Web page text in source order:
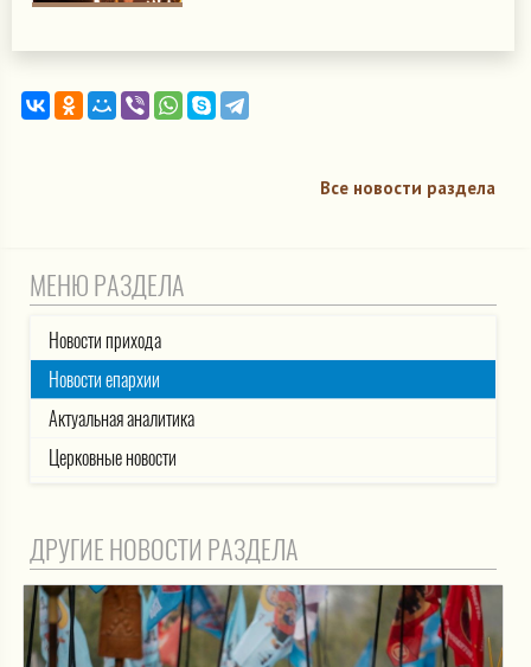
Все новости раздела
МЕНЮ РАЗДЕЛА
Новости прихода
Новости епархии
Актуальная аналитика
Церковные новости
ДРУГИЕ НОВОСТИ РАЗДЕЛА